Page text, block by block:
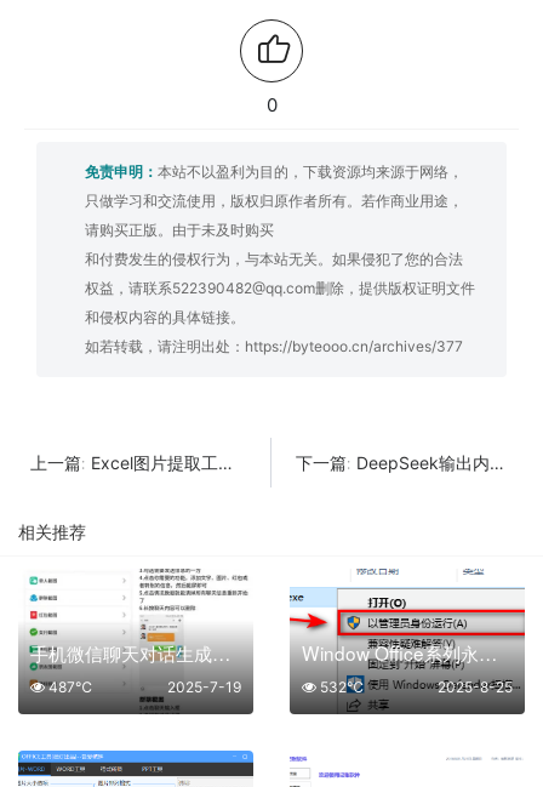
0
免责申明： 本站不以盈利为目的，下载资源均来源于网络，
只做学习和交流使用，版权归原作者所有。若作商业用途，
请购买正版。由于未及时购买
和付费发生的侵权行为，与本站无关。如果侵犯了您的合法
权益，请联系522390482@qq.com删除，提供版权证明文件
和侵权内容的具体链接。
如若转载，请注明出处： https://byteooo.cn/archives/377
上一篇: Excel图片提取工具：轻松提取，高效管理！ 下一篇: DeepSeek输出内容转WORD文档：让文案处理更高效！
相关推荐
手机微信聊天对话生成器 自媒体必备神器
2025-7-19
487℃
Window Office系列永久激活工具
2025-8-25
532℃